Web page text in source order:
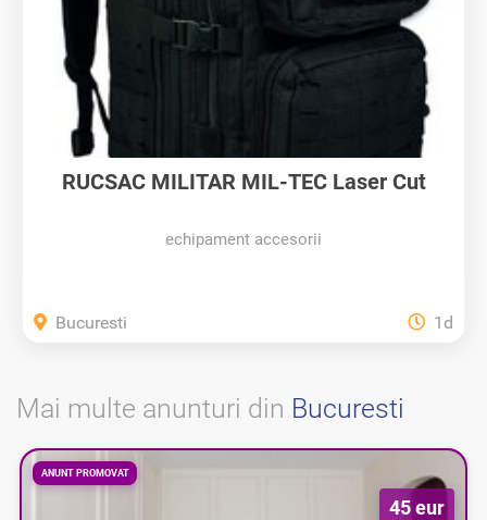
RUCSAC MILITAR MIL-TEC Laser Cut
echipament accesorii
Bucuresti 1d
Mai multe anunturi din Bucuresti
ANUNT PROMOVAT
45 eur